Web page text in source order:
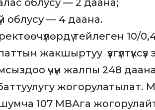
облусу — 2 даана;
облусу — 4 даана.
тейлеген 10/
жакшыртуу
үчүн жалпы 248
жогорулатылат.
107 МВАга